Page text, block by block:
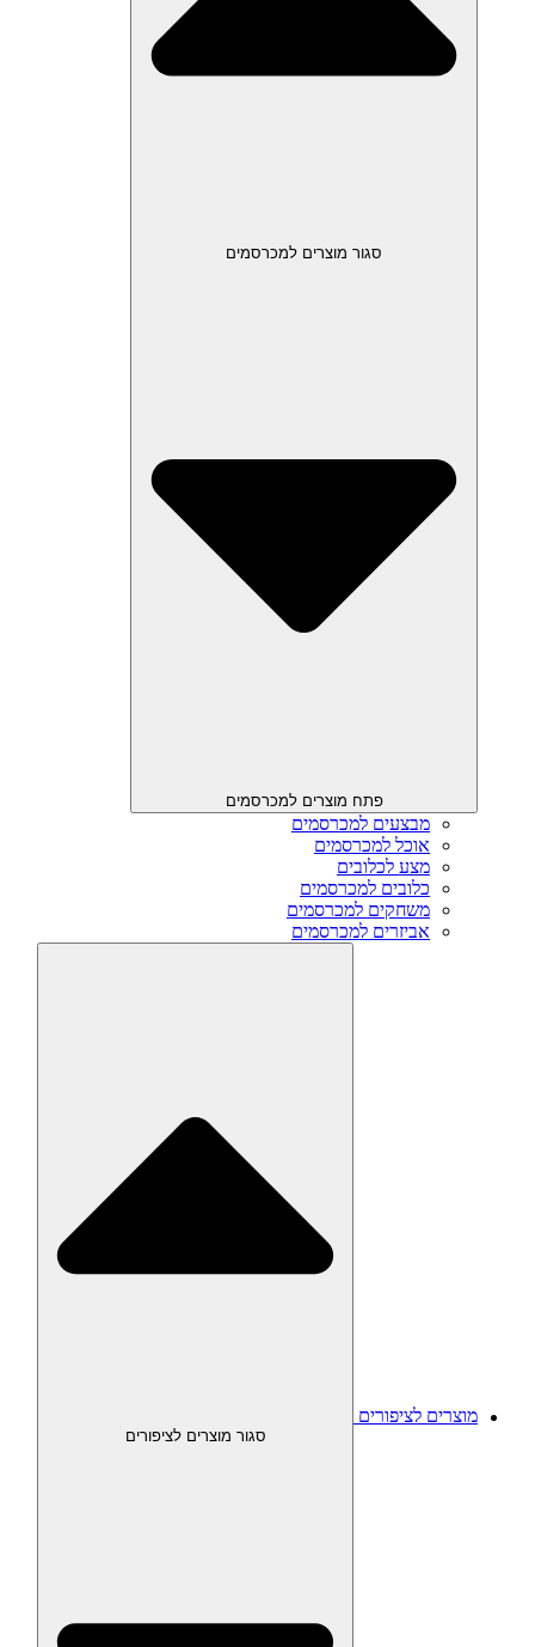
סגור מוצרים למכרסמים
פתח מוצרים למכרסמים
מבצעים למכרסמים
אוכל למכרסמים
מצע לכלובים
כלובים למכרסמים
משחקים למכרסמים
אביזרים למכרסמים
מוצרים לציפורים
סגור מוצרים לציפורים